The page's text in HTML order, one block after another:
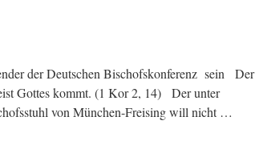
der Deutschen Bischofskonferenz sein Der
Gottes kommt. (1 Kor 2, 14) Der unter
von München-Freising will nicht …